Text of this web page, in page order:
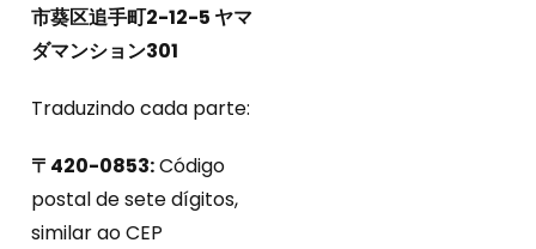
市葵区追手町2-12-5 ヤマ
ダマンション301
Traduzindo cada parte:
〒420-0853:Código
postal de sete dígitos,
similar ao CEP